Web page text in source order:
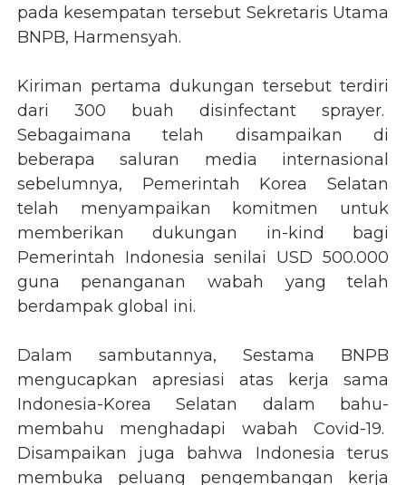
pada kesempatan tersebut Sekretaris Utama
BNPB, Harmensyah.
Kiriman pertama dukungan tersebut terdiri
dari 300 buah disinfectant sprayer.
Sebagaimana telah disampaikan di
beberapa saluran media internasional
sebelumnya, Pemerintah Korea Selatan
telah menyampaikan komitmen untuk
memberikan dukungan in-kind bagi
Pemerintah Indonesia senilai USD 500.000
guna penanganan wabah yang telah
berdampak global ini.
Dalam sambutannya, Sestama BNPB
mengucapkan apresiasi atas kerja sama
Indonesia-Korea Selatan dalam bahu-
membahu menghadapi wabah Covid-19.
Disampaikan juga bahwa Indonesia terus
membuka peluang pengembangan kerja